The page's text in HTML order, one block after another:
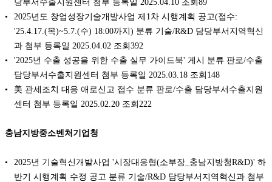
당부서수출지원센터 첨부 등록일 2025.04.10 조회89
2025년도 창업성장기술개발사업 제1차 시행계획 공고(접수:
'25.4.17.(목)~5.7.(수) 18:00까지) 분류 기술/R&D 담당부서지역혁신
과 첨부 등록일 2025.04.02 조회392
'2025년 수출 성공을 위한 수출 실무 가이드북' 게시 분류 판로/수출
담당부서수출지원센터 첨부 등록일 2025.03.18 조회148
美 관세조치 대응 애로신고 접수 분류 판로/수출 담당부서수출지원
센터 첨부 등록일 2025.02.20 조회222
충남지방중소벤처기업청
2025년 기술혁신개발사업 '시장대응형(소부장_충남지방청R&D)' 하
반기 시행계획 수정 공고 분류 기술/R&D 담당부서지역혁신과 첨부